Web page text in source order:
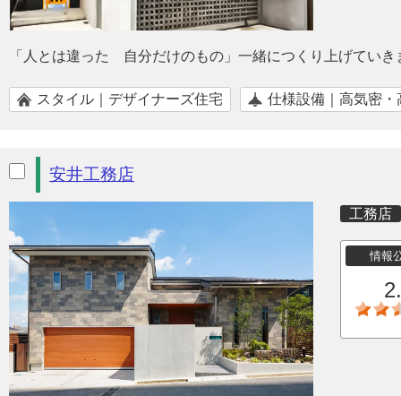
「人とは違った 自分だけのもの」一緒につくり上げていき
スタイル｜デザイナーズ住宅 仕様設備｜高気密・
安井工務店
工務店
情報